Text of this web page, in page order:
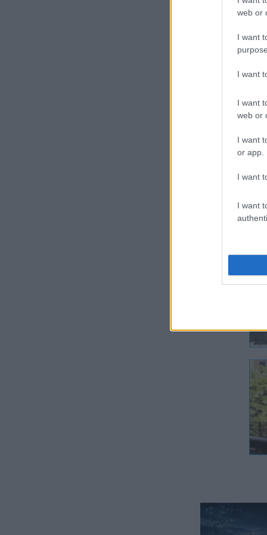
web or
I want
I want
I want
web or
I want
or app.
I want
I want
Az
az
A